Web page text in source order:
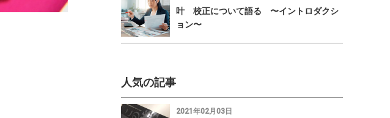
叶 校正について語る 〜イントロダクシ
ョン〜
人気の記事
2021年02月03日